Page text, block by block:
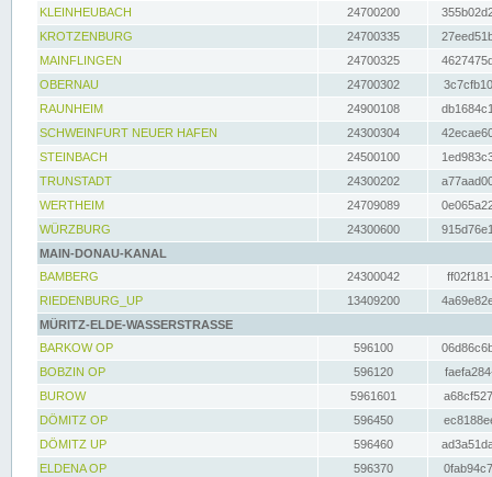
KLEINHEUBACH 24700200
KROTZENBURG
24700335
MAINFLINGEN
24700325
OBERNAU
24700302
RAUNHEIM
24900108
SCHWEINFURT NEUER HAFEN
24300304
STEINBACH
24500100
TRUNSTADT
24300202
WERTHEIM
24709089
WÜRZBURG
24300600
MAIN-DONAU-KANAL
BAMBERG
24300042
RIEDENBURG_UP
13409200
MÜRITZ-ELDE-WASSERSTRASSE
BARKOW OP
596100
BOBZIN OP
596120
BUROW
5961601
DÖMITZ OP
596450
DÖMITZ UP
596460
ELDENA OP
596370